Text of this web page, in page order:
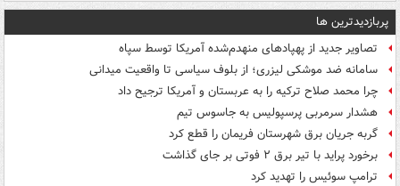
پربازدیدترین ها
تصاویر جدید از پهپادهای منهدم‌شده آمریکا توسط سپاه
سامانه ضد موشکی لیزری؛ از بلوف سیاسی تا واقعیت میدانی
چرا محمد صلاح ترکیه را به عربستان و آمریکا ترجیح داد
هشدار سرمربی پرسپولیس به جاسوس تیم
گربه جریان برق شهرستان فریمان را قطع کرد
برخورد پراید با تیر برق ۲ فوتی بر جای گذاشت
ترامپ سوئیس را تهدید کرد